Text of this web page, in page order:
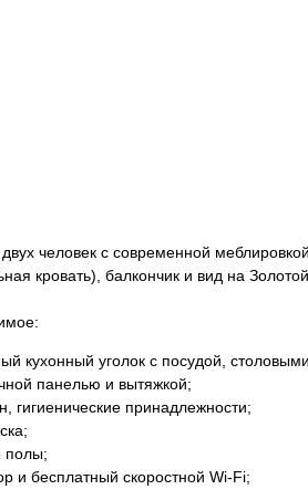
человек с современной
кровать), балкончик и вид на
кухонный уголок с посудой,
панелью и вытяжкой;
гигиенические принадлежности;
полы;
и бесплатный скоростной Wi-Fi;